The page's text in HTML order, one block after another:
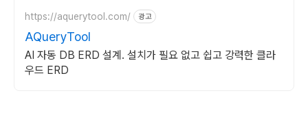
https://aquerytool.com/ 광고
AQueryTool
AI 자동 DB ERD 설계. 설치가 필요 없고 쉽고 강력한 클라
우드 ERD